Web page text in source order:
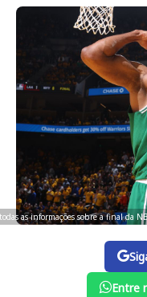
as informações sobre a final da
Entre